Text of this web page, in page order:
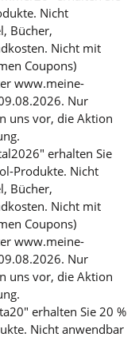
Nicht
Bücher,
Nicht mit
Coupons)
www.meine-
Nur
uns vor, die Aktion
erhalten Sie
Produkte. Nicht
Bücher,
Nicht mit
Coupons)
www.meine-
Nur
uns vor, die Aktion
erhalten Sie 20 %
Nicht anwendbar